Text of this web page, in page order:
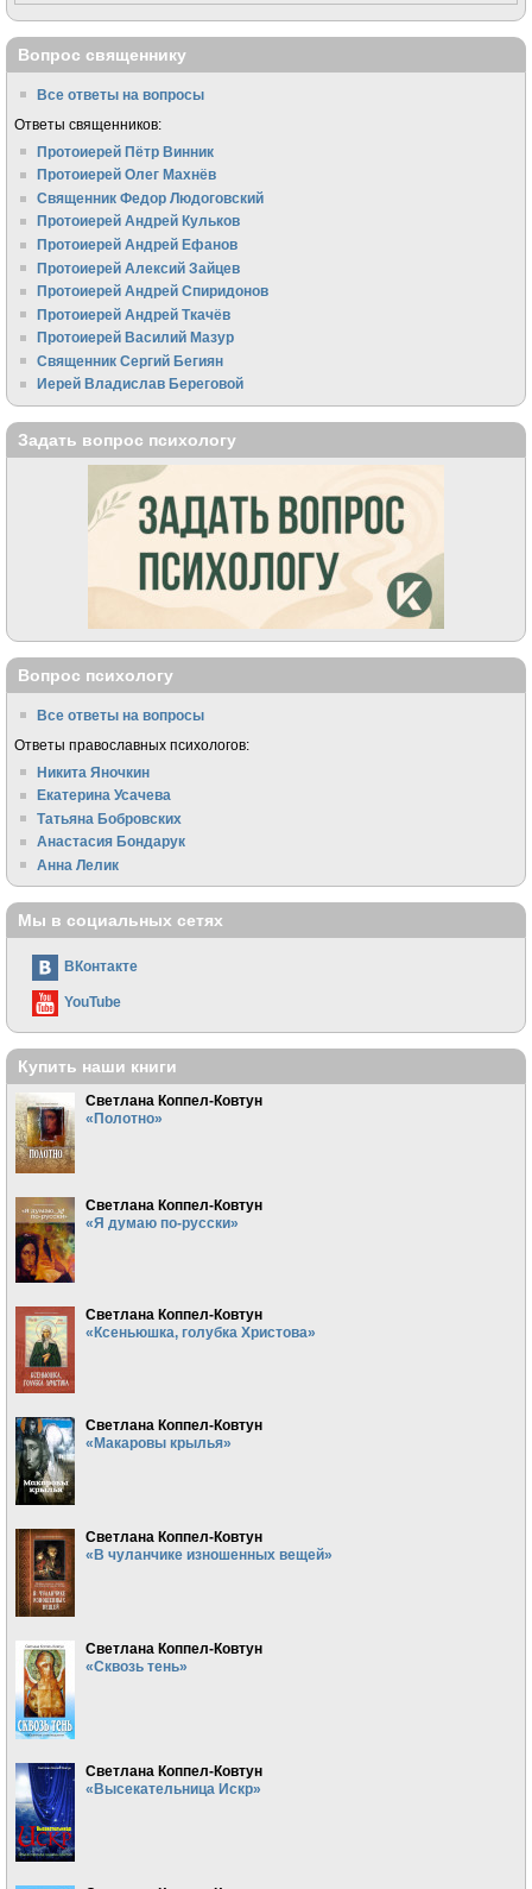
Вопрос священнику
Все ответы на вопросы
Ответы священников:
Протоиерей Пётр Винник
Протоиерей Олег Махнёв
Священник Федор Людоговский
Протоиерей Андрей Кульков
Протоиерей Андрей Ефанов
Протоиерей Алексий Зайцев
Протоиерей Андрей Спиридонов
Протоиерей Андрей Ткачёв
Протоиерей Василий Мазур
Священник Сергий Бегиян
Иерей Владислав Береговой
Задать вопрос психологу
Вопрос психологу
Все ответы на вопросы
Ответы православных психологов:
Никита Яночкин
Екатерина Усачева
Татьяна Бобровских
Анастасия Бондарук
Анна Лелик
Мы в социальных сетях
ВКонтакте
YouTube
Купить наши книги
Светлана Коппел-Ковтун
«Полотно»
Светлана Коппел-Ковтун
«Я думаю по-русски»
Светлана Коппел-Ковтун
«Ксеньюшка, голубка Христова»
Светлана Коппел-Ковтун
«Макаровы крылья»
Светлана Коппел-Ковтун
«В чуланчике изношенных вещей»
Светлана Коппел-Ковтун
«Сквозь тень»
Светлана Коппел-Ковтун
«Высекательница Искр»